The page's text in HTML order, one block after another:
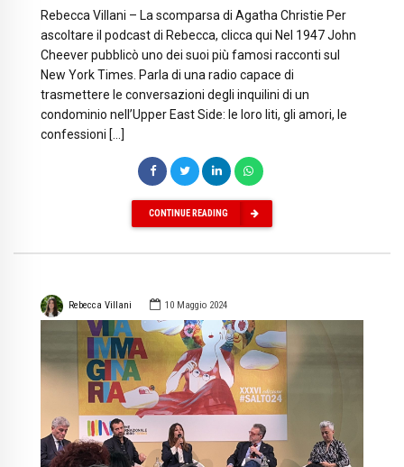
Rebecca Villani – La scomparsa di Agatha Christie Per
ascoltare il podcast di Rebecca, clicca qui Nel 1947 John
Cheever pubblicò uno dei suoi più famosi racconti sul
New York Times. Parla di una radio capace di
trasmettere le conversazioni degli inquilini di un
condominio nell’Upper East Side: le loro liti, gli amori, le
confessioni […]
CONTINUE READING
Rebecca Villani 10 Maggio 2024